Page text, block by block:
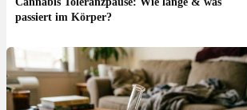
passiert im Körper?